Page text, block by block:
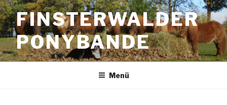
FINSTERWALDER
PONYBANDE
Menü